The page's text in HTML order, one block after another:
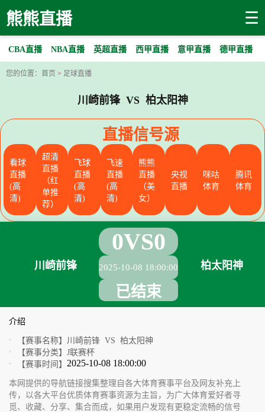
熊熊直播 ☰
CBA直播 NBA直播 英超直播 西甲直播 意甲直播 德甲直播
您的位置： 首页 > 足球直播
川崎前锋 VS 柏太阳神
直播信号源
看球
直播
(高
清)
超清
直播
（红
单推
荐）
飞球
直播
(高
清)
飞速
直播
(高
清)
熊熊
直播
（美
女）
央视
直播
咪咕
体育
腾讯
体育
川崎前锋
0VS0
2025-10-08 18:00:00
已结束
柏太阳神
介绍
【赛事名称】 川崎前锋 VS 柏太阳神
【赛事分类】 J联赛杯
【赛事时间】 2025-10-08 18:00:00
本网提供的导航链接搜集整理自各大体育赛事平台及网友补充上
传，以各大平台优质体育赛事资源为主旨，为广大体育爱好者寻
觅、收藏、分享、集合而成，如果用户发现有更稳定流畅的信号